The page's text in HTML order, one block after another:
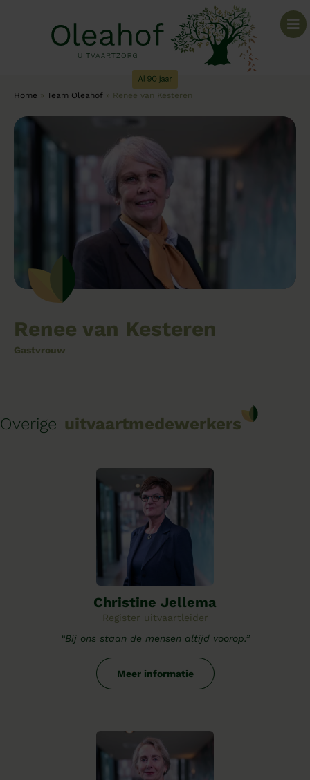
Home » Team Oleahof » Renee van Kesteren
Renee van Kesteren
Gastvrouw
Overige uitvaartmedewerkers
Christine Jellema
Register uitvaartleider
“Bij ons staan de mensen altijd voorop.”
Meer informatie